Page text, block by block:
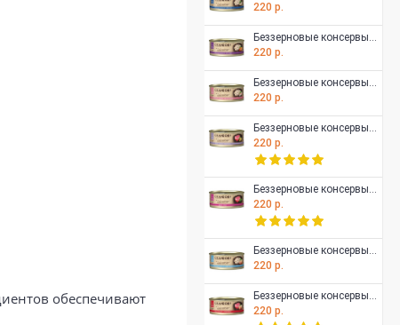
220 р.
Беззерновые консервы GRANDORF для особо аллергенных кошек всех возрастов, куриная грудка с лососем 70 гр
220 р.
Беззерновые консервы GRANDORF для особо аллергенных кошек всех возрастов, куриная грудка с мясом краба в собственном соку 70 гр
220 р.
Беззерновые консервы GRANDORF для особо аллергенных кошек всех возрастов, филе тунца с мидиями в собственном соку 70 гр
220 р.
Беззерновые консервы GRANDORF для особо аллергенных кошек всех возрастов, филе тунца в собственном соку, 70 гр
220 р.
Беззерновые консервы GRANDORF для особо аллергенных кошек всех возрастов, куриная грудка с креветками в собственном соку, 70 гр
220 р.
Беззерновые консервы GRANDORF для особо аллергенных кошек всех возрастов, филе тунца с креветками в собственном соку, 70 гр
220 р.
обеспечивают